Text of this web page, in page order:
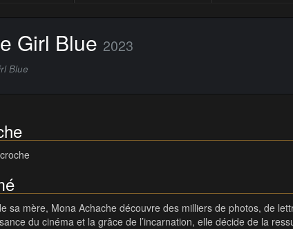
Girl Blue 2023
Blue
sa mère, Mona Achache découvre des milliers de photos, de
du cinéma et la grâce de l’incarnation, elle décide de la